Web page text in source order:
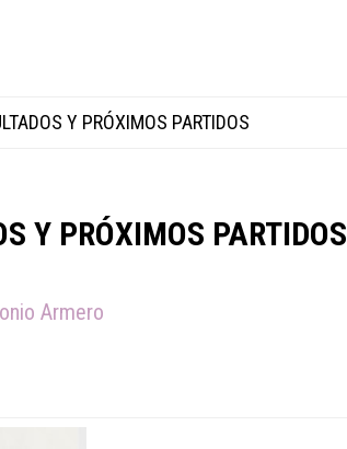
Y PRÓXIMOS PARTIDOS
Y PRÓXIMOS PARTIDOS
Armero